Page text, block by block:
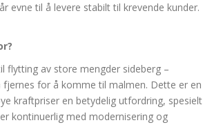
evne til å levere stabilt til krevende kunder.
flytting av store mengder sideberg –
for å komme til malmen. Dette er en
kraftpriser en betydelig utfordring, spesielt
kontinuerlig med modernisering og